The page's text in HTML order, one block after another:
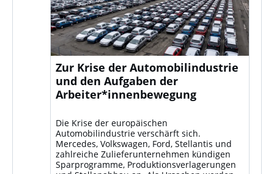
Zur Krise der Automobilindustrie
und den Aufgaben der
Arbeiter*innenbewegung
Die Krise der europäischen
Automobilindustrie verschärft sich.
Mercedes, Volkswagen, Ford, Stellantis und
zahlreiche Zulieferunternehmen kündigen
Sparprogramme, Produktionsverlagerungen